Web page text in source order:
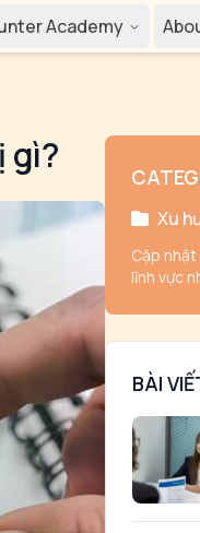
Academy
gì?
Xu
Cập
lĩnh vực
BÀI